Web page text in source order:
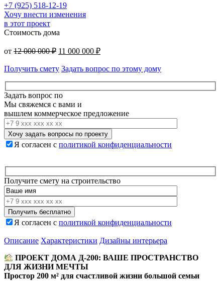
+7 (925) 518-12-19
Хочу внести изменения
в этот проект
Стоимость дома
от 12 000 000₽ Первоначальная
составляла
000
000 ₽.
11 000 000 ₽Текущая
11
Получить смету Задать вопрос по этому дому
Задать вопрос по
Мы свяжемся с вами и
вышлем коммерческое предложение
Я согласен с политикой конфиденциальности
Получите смету на строительство
Я согласен с политикой конфиденциальности
Описание Характеристики Дизайны интерьера
ПРОЕКТ ДОМА Д-200: ВАШЕ ПРОСТРАНСТВО
ДЛЯ ЖИЗНИ МЕЧТЫ
Простор 200 м² для счастливой жизни большой семьи